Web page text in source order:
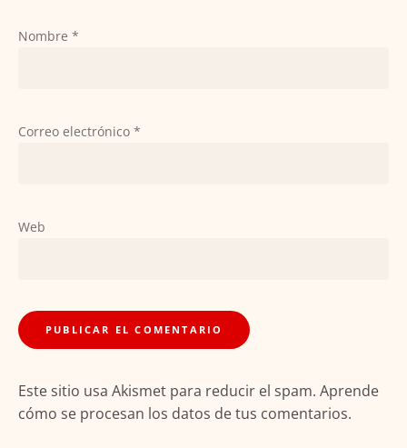
Nombre *
Correo electrónico *
Web
Este sitio usa Akismet para reducir el spam. Aprende
cómo se procesan los datos de tus comentarios.